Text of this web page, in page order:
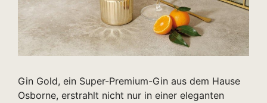
Gin Gold, ein Super-Premium-Gin aus dem Hause
Osborne, erstrahlt nicht nur in einer eleganten